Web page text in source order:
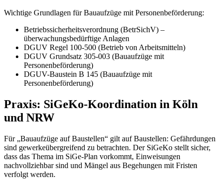
Wichtige Grundlagen für Bauaufzüge mit Personenbeförderung:
Betriebssicherheitsverordnung (BetrSichV) –
überwachungsbedürftige Anlagen
DGUV Regel 100-500 (Betrieb von Arbeitsmitteln)
DGUV Grundsatz 305-003 (Bauaufzüge mit
Personenbeförderung)
DGUV-Baustein B 145 (Bauaufzüge mit
Personenbeförderung)
Praxis: SiGeKo-Koordination in Köln
und NRW
Für „Bauaufzüge auf Baustellen“ gilt auf Baustellen: Gefährdungen
sind gewerkeübergreifend zu betrachten. Der SiGeKo stellt sicher,
dass das Thema im SiGe-Plan vorkommt, Einweisungen
nachvollziehbar sind und Mängel aus Begehungen mit Fristen
verfolgt werden.